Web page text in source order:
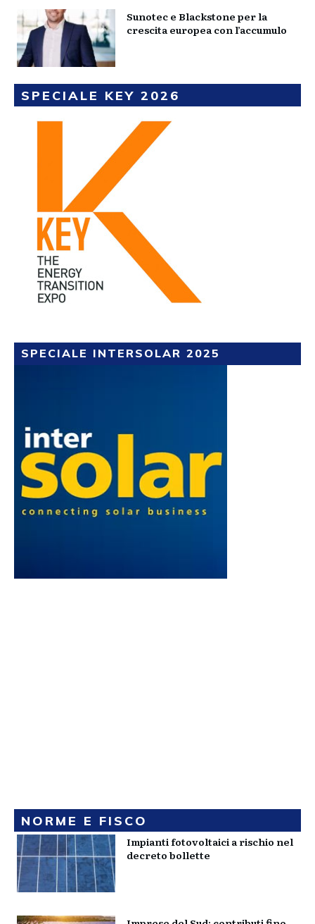
Sunotec e Blackstone per la
crescita europea con l’accumulo
SPECIALE KEY 2026
SPECIALE INTERSOLAR 2025
NORME E FISCO
Impianti fotovoltaici a rischio nel
decreto bollette